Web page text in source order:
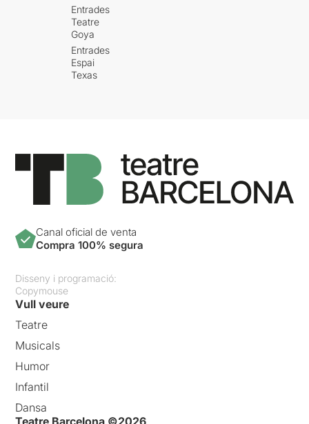
Entrades
Teatre
Goya
Entrades
Espai
Texas
Canal oficial de venta
Compra 100% segura
Disseny i programació:
Copymouse
Vull veure
Teatre
Musicals
Humor
Infantil
Dansa
Teatre Barcelona ©2026